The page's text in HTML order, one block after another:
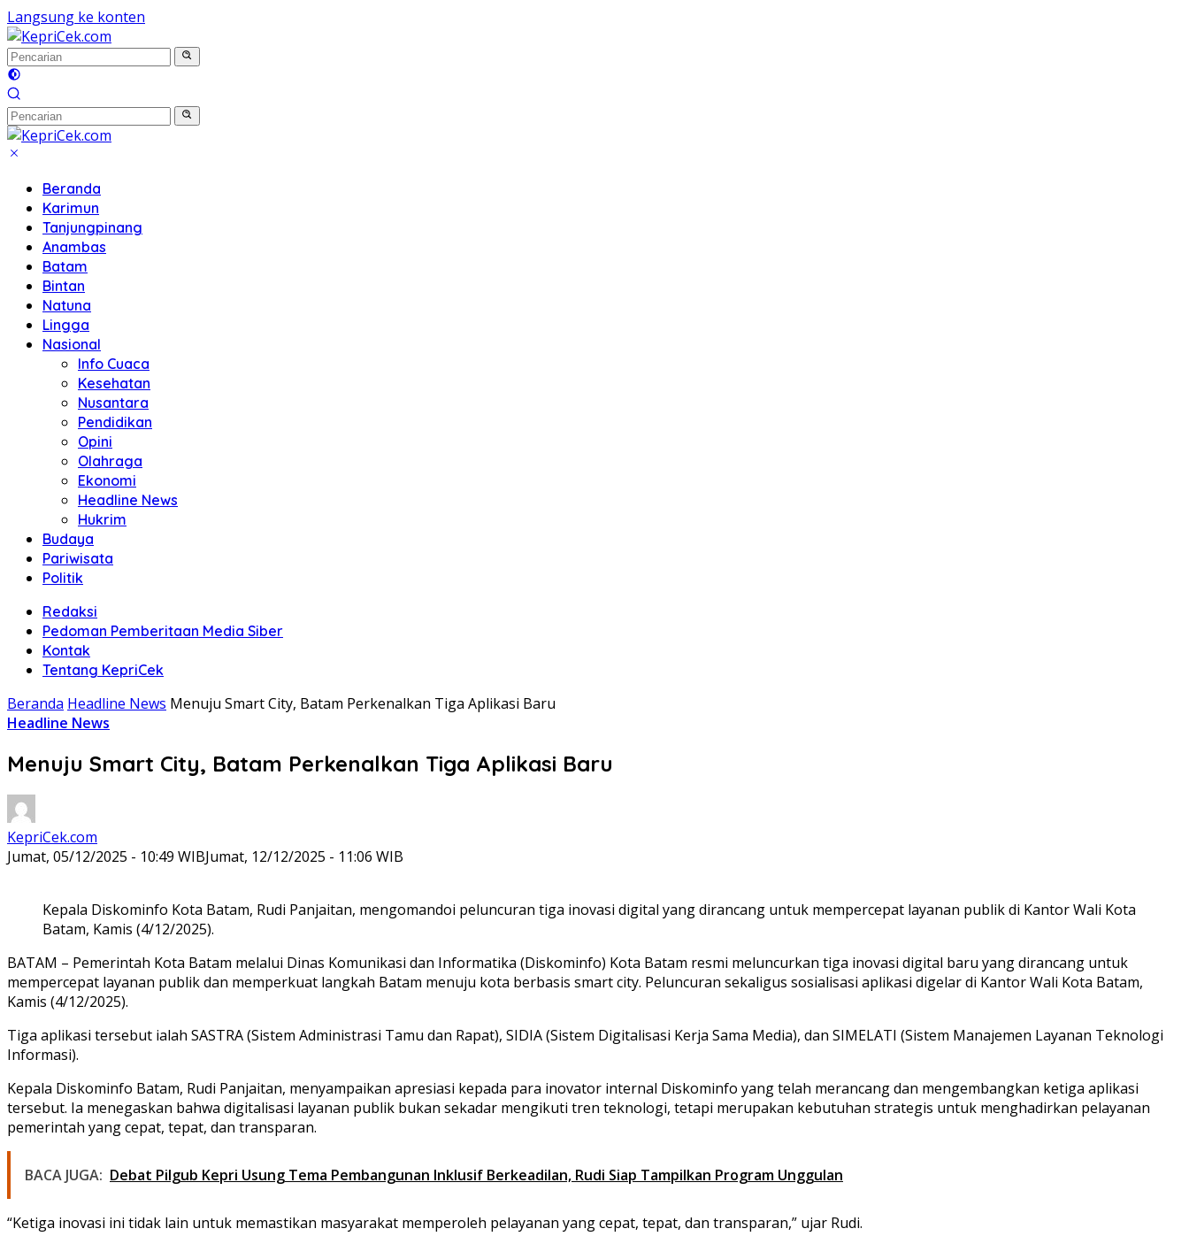
Langsung ke konten
Beranda
Karimun
Tanjungpinang
Anambas
Batam
Bintan
Natuna
Lingga
Nasional
Info Cuaca
Kesehatan
Nusantara
Pendidikan
Opini
Olahraga
Ekonomi
Headline News
Hukrim
Budaya
Pariwisata
Politik
Redaksi
Pedoman Pemberitaan Media Siber
Kontak
Tentang KepriCek
Beranda Headline News Menuju Smart City, Batam Perkenalkan Tiga Aplikasi Baru
Headline News
Menuju Smart City, Batam Perkenalkan Tiga Aplikasi Baru
KepriCek.com
Jumat, 05/12/2025 - 10:49 WIBJumat, 12/12/2025 - 11:06 WIB
Kepala Diskominfo Kota Batam, Rudi Panjaitan, mengomandoi peluncuran tiga inovasi digital yang dirancang untuk mempercepat layanan publik di Kantor Wali Kota
Batam, Kamis (4/12/2025).
BATAM – Pemerintah Kota Batam melalui Dinas Komunikasi dan Informatika (Diskominfo) Kota Batam resmi meluncurkan tiga inovasi digital baru yang dirancang untuk
mempercepat layanan publik dan memperkuat langkah Batam menuju kota berbasis smart city. Peluncuran sekaligus sosialisasi aplikasi digelar di Kantor Wali Kota Batam,
Kamis (4/12/2025).
Tiga aplikasi tersebut ialah SASTRA (Sistem Administrasi Tamu dan Rapat), SIDIA (Sistem Digitalisasi Kerja Sama Media), dan SIMELATI (Sistem Manajemen Layanan Teknologi
Informasi).
Kepala Diskominfo Batam, Rudi Panjaitan, menyampaikan apresiasi kepada para inovator internal Diskominfo yang telah merancang dan mengembangkan ketiga aplikasi
tersebut. Ia menegaskan bahwa digitalisasi layanan publik bukan sekadar mengikuti tren teknologi, tetapi merupakan kebutuhan strategis untuk menghadirkan pelayanan
pemerintah yang cepat, tepat, dan transparan.
BACA JUGA: Debat Pilgub Kepri Usung Tema Pembangunan Inklusif Berkeadilan, Rudi Siap Tampilkan Program Unggulan
“Ketiga inovasi ini tidak lain untuk memastikan masyarakat memperoleh pelayanan yang cepat, tepat, dan transparan,” ujar Rudi.